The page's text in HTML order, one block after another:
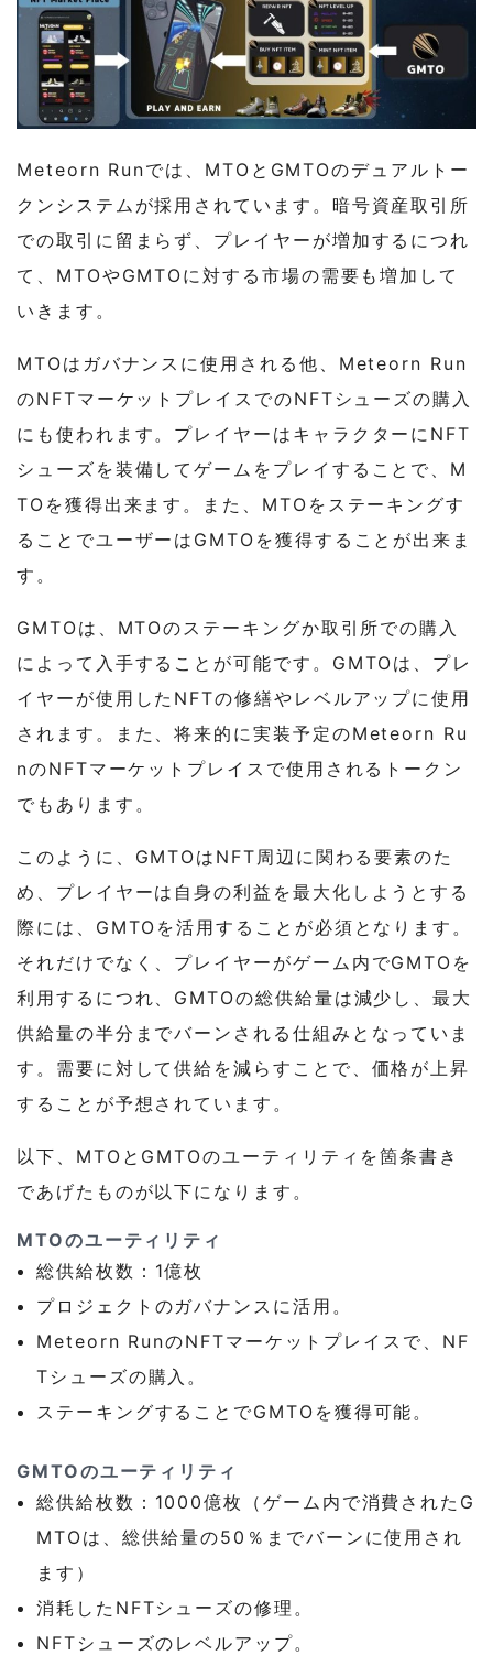
Meteorn Runでは、MTOとGMTOのデュアルトー
クンシステムが採用されています。暗号資産取引所
での取引に留まらず、プレイヤーが増加するにつれ
て、MTOやGMTOに対する市場の需要も増加して
いきます。
MTOはガバナンスに使用される他、Meteorn Run
のNFTマーケットプレイスでのNFTシューズの購入
にも使われます。プレイヤーはキャラクターにNFT
シューズを装備してゲームをプレイすることで、M
TOを獲得出来ます。また、MTOをステーキングす
ることでユーザーはGMTOを獲得することが出来ま
す。
GMTOは、MTOのステーキングか取引所での購入
によって入手することが可能です。GMTOは、プレ
イヤーが使用したNFTの修繕やレベルアップに使用
されます。また、将来的に実装予定のMeteorn Ru
nのNFTマーケットプレイスで使用されるトークン
でもあります。
このように、GMTOはNFT周辺に関わる要素のた
め、プレイヤーは自身の利益を最大化しようとする
際には、GMTOを活用することが必須となります。
それだけでなく、プレイヤーがゲーム内でGMTOを
利用するにつれ、GMTOの総供給量は減少し、最大
供給量の半分までバーンされる仕組みとなっていま
す。需要に対して供給を減らすことで、価格が上昇
することが予想されています。
以下、MTOとGMTOのユーティリティを箇条書き
であげたものが以下になります。
MTOのユーティリティ
総供給枚数：1億枚
プロジェクトのガバナンスに活用。
Meteorn RunのNFTマーケットプレイスで、NF
Tシューズの購入。
ステーキングすることでGMTOを獲得可能。
GMTOのユーティリティ
総供給枚数：1000億枚（ゲーム内で消費されたG
MTOは、総供給量の50％までバーンに使用され
ます）
消耗したNFTシューズの修理。
NFTシューズのレベルアップ。